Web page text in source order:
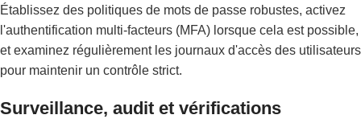
Établissez des politiques de mots de passe robustes, activez
l'authentification multi-facteurs (MFA) lorsque cela est possible,
et examinez régulièrement les journaux d'accès des utilisateurs
pour maintenir un contrôle strict.
Surveillance, audit et vérifications